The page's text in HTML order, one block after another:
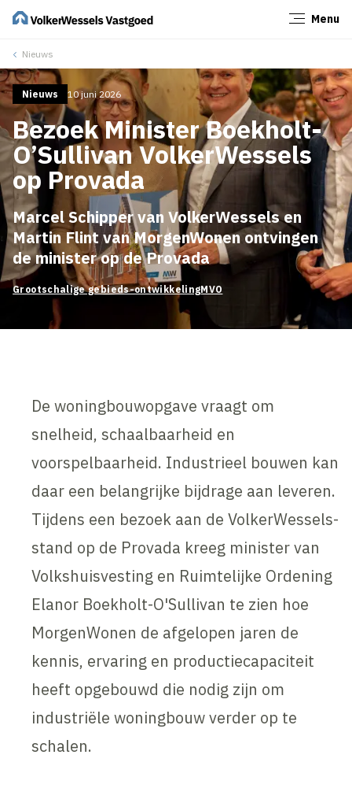
Menu
Nieuws
Nieuws 10 juni 2026
Bezoek Minister Boekholt-
O’Sullivan VolkerWessels
op Provada
Marcel Schipper van VolkerWessels en
Martin Flint van MorgenWonen ontvingen
de minister op de Provada
Grootschalige gebieds-ontwikkelingMVO
De woningbouwopgave vraagt om
snelheid, schaalbaarheid en
voorspelbaarheid. Industrieel bouwen kan
daar een belangrijke bijdrage aan leveren.
Tijdens een bezoek aan de VolkerWessels-
stand op de Provada kreeg minister van
Volkshuisvesting en Ruimtelijke Ordening
Elanor Boekholt-O'Sullivan te zien hoe
MorgenWonen de afgelopen jaren de
kennis, ervaring en productiecapaciteit
heeft opgebouwd die nodig zijn om
industriële woningbouw verder op te
schalen.
Sluiten